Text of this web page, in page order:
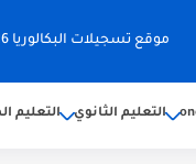
موقع تسجيلات البكالوريا 2026 bac.onec.dz
التعليم الثانوي التعليم